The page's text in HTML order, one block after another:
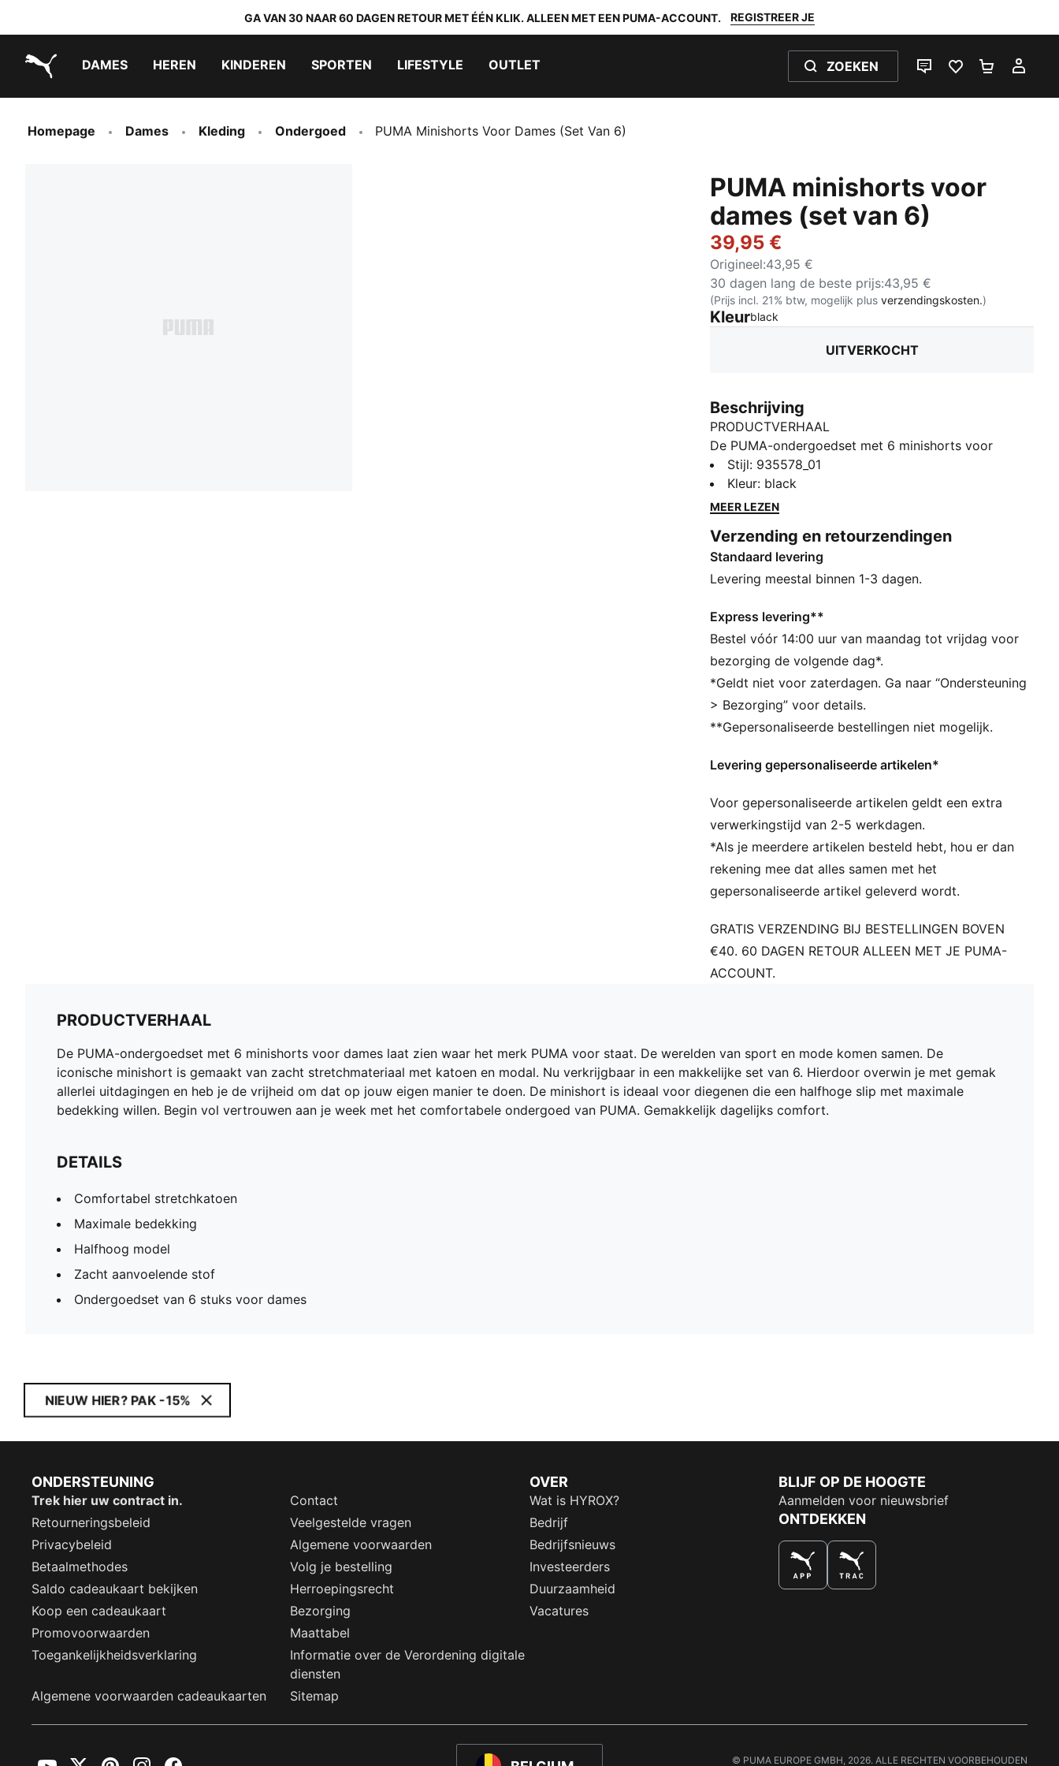
GA VAN 30 NAAR 60 DAGEN RETOUR MET ÉÉN KLIK. ALLEEN MET EEN PUMA-ACCOUNT. REGISTREER JE
DAMES HEREN KINDEREN SPORTEN LIFESTYLE OUTLET ZOEKEN
LIVE CHATFAVORIETEN 0
Homepage Dames Kleding Ondergoed PUMA Minishorts Voor Dames (set Van 6)
PUMA minishorts voor
dames (set van 6)
39,95 €
Origineel:43,95 €
30 dagen lang de beste prijs:43,95 €
(Prijs incl. 21% btw, mogelijk plusverzendingskosten.)
Kleurblack
UITVERKOCHT
Beschrijving
PRODUCTVERHAAL
De PUMA-ondergoedset met 6 minishorts voor
dames laat zien waar het merk PUMA voor staat. De
werelden van sport en mode komen samen. De
iconische minishort is gemaakt van zacht
verkrijgbaar in een makkelijke set van 6. Hierdoor
overwin je met gemak allerlei uitdagingen en heb je
de vrijheid om dat op jouw eigen manier te doen. De
slip met maximale bedekking willen. Begin vol
vertrouwen aan je week met het comfortabele
ondergoed van PUMA. Gemakkelijk dagelijks
comfort.
DETAILS
Comfortabel stretchkatoen
Maximale bedekking
Zacht aanvoelende stof
Stijl: 935578_01
Kleur: black
MEER LEZEN
Verzending en retourzendingen
Standaard levering
Levering meestal binnen 1-3 dagen.
Express levering**
Bestel vóór 14:00 uur van maandag tot vrijdag voor
bezorging de volgende dag*.
*Geldt niet voor zaterdagen. Ga naar “Ondersteuning
> Bezorging” voor details.
**Gepersonaliseerde bestellingen niet mogelijk.
Levering gepersonaliseerde artikelen*
Voor gepersonaliseerde artikelen geldt een extra
verwerkingstijd van 2-5 werkdagen.
*Als je meerdere artikelen besteld hebt, hou er dan
rekening mee dat alles samen met het
gepersonaliseerde artikel geleverd wordt.
GRATIS VERZENDING BIJ BESTELLINGEN BOVEN
€40. 60 DAGEN RETOUR ALLEEN MET JE PUMA-
ACCOUNT.
PRODUCTVERHAAL
De PUMA-ondergoedset met 6 minishorts voor dames laat zien waar het merk PUMA voor staat. De werelden van sport en mode komen samen. De
iconische minishort is gemaakt van zacht stretchmateriaal met katoen en modal. Nu verkrijgbaar in een makkelijke set van 6. Hierdoor overwin je met gemak
allerlei uitdagingen en heb je de vrijheid om dat op jouw eigen manier te doen. De minishort is ideaal voor diegenen die een halfhoge slip met maximale
bedekking willen. Begin vol vertrouwen aan je week met het comfortabele ondergoed van PUMA. Gemakkelijk dagelijks comfort.
DETAILS
Comfortabel stretchkatoen
Maximale bedekking
Halfhoog model
Zacht aanvoelende stof
Ondergoedset van 6 stuks voor dames
NIEUW HIER? PAK -15%
ONDERSTEUNING
Trek hier uw contract in.
Contact
Retourneringsbeleid
Veelgestelde vragen
Privacybeleid
Algemene voorwaarden
Betaalmethodes
Volg je bestelling
Saldo cadeaukaart bekijken
Herroepingsrecht
Koop een cadeaukaart
Bezorging
Promovoorwaarden
Maattabel
Toegankelijkheidsverklaring
Informatie over de Verordening digitale
diensten
Algemene voorwaarden cadeaukaarten
Sitemap
OVER
Wat is HYROX?
Bedrijf
Bedrijfsnieuws
Investeerders
Duurzaamheid
Vacatures
BLIJF OP DE HOOGTE
Aanmelden voor nieuwsbrief
ONTDEKKEN
© PUMA EUROPE GMBH, 2026. ALLE RECHTEN VOORBEHOUDEN